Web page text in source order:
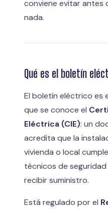
conviene evitar antes
nada.
Qué es el boletín
El boletín eléctrico es
que se conoce el
Eléctrica (CIE): un
acredita que la
vivienda o local
técnicos de
recibir suministro.
Está regulado por el